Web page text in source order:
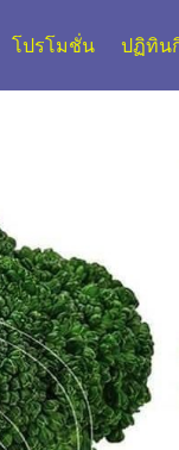
โปรโมชั่น ปฏิทิน